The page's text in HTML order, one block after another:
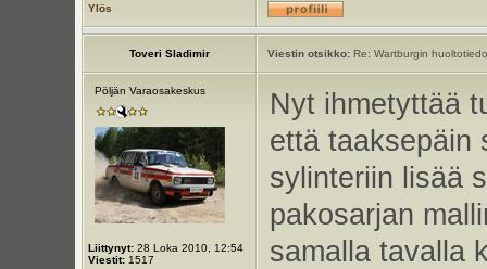
Ylös
Toveri Sladimir Viestin otsikko:Re: Wartburgin
Pöljän Varaosakeskus
Liittynyt:28 Loka 2010, 12:54
Viestit:1517
Nyt ihmetyttää
että taaksepäin
sylinteriin lisää
pakosarjan
samalla tavalla